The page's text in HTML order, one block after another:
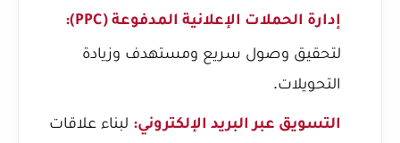
إدارة الحملات الإعلانية المدفوعة (PPC):
لتحقيق وصول سريع ومستهدف وزيادة
التحويلات.
التسويق عبر البريد الإلكتروني: لبناء علاقات